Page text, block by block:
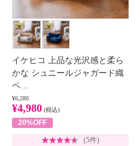
イケヒコ 上品な光沢感と柔ら
かな シュニールジャガード織
ペ…
¥6,280
¥4,980 (税込)
20%OFF
(5件)